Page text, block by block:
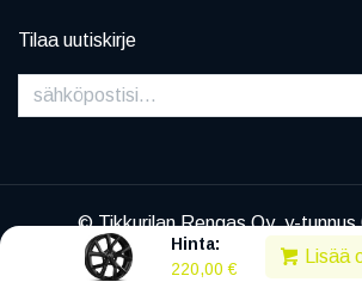
Hinta:
220,00 €
Lisää
Tilaa uutiskirje
© Tikkurilan Rengas Oy, y-
|Tietosuojaseloste